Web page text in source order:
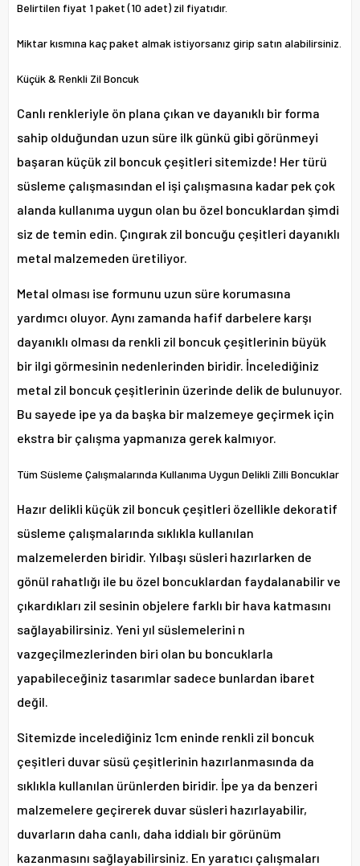
Belirtilen fiyat 1 paket (10 adet) zil fiyatıdır.
Miktar kısmına kaç paket almak istiyorsanız girip satın alabilirsiniz.
Küçük & Renkli Zil Boncuk
Canlı renkleriyle ön plana çıkan ve dayanıklı bir forma
sahip olduğundan uzun süre ilk günkü gibi görünmeyi
başaran küçük zil boncuk çeşitleri sitemizde! Her türü
süsleme çalışmasından el işi çalışmasına kadar pek çok
alanda kullanıma uygun olan bu özel boncuklardan şimdi
siz de temin edin. Çıngırak zil boncuğu çeşitleri dayanıklı
metal malzemeden üretiliyor.
Metal olması ise formunu uzun süre korumasına
yardımcı oluyor. Aynı zamanda hafif darbelere karşı
dayanıklı olması da renkli zil boncuk çeşitlerinin büyük
bir ilgi görmesinin nedenlerinden biridir. İncelediğiniz
metal zil boncuk çeşitlerinin üzerinde delik de bulunuyor.
Bu sayede ipe ya da başka bir malzemeye geçirmek için
ekstra bir çalışma yapmanıza gerek kalmıyor.
Tüm Süsleme Çalışmalarında Kullanıma Uygun Delikli Zilli Boncuklar
Hazır delikli küçük zil boncuk çeşitleri özellikle dekoratif
süsleme çalışmalarında sıklıkla kullanılan
malzemelerden biridir. Yılbaşı süsleri hazırlarken de
gönül rahatlığı ile bu özel boncuklardan faydalanabilir ve
çıkardıkları zil sesinin objelere farklı bir hava katmasını
sağlayabilirsiniz. Yeni yıl süslemelerini n
vazgeçilmezlerinden biri olan bu boncuklarla
yapabileceğiniz tasarımlar sadece bunlardan ibaret
değil.
Sitemizde incelediğiniz 1cm eninde renkli zil boncuk
çeşitleri duvar süsü çeşitlerinin hazırlanmasında da
sıklıkla kullanılan ürünlerden biridir. İpe ya da benzeri
malzemelere geçirerek duvar süsleri hazırlayabilir,
duvarların daha canlı, daha iddialı bir görünüm
kazanmasını sağlayabilirsiniz. En yaratıcı çalışmaları